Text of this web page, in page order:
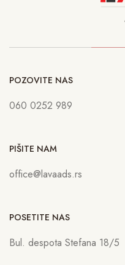
POZOVITE NAS
060 0252 989
PIŠITE NAM
office@lavaads.rs
POSETITE NAS
Bul. despota Stefana 18/5